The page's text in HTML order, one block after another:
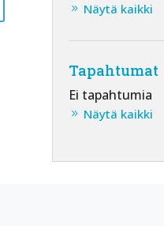
Näytä kaikki
Tapahtumat
Ei tapahtumia
Näytä kaikki